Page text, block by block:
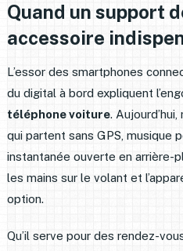
Quand un support
accessoire
L’essor des smartphones
du digital à bord expliquent
téléphone voiture.
qui partent sans GPS, musique
instantanée ouverte en arrière-
les mains sur le volant et
option.
Qu’il serve pour des rendez-